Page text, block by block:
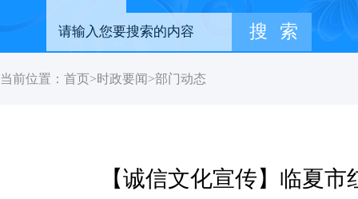
当前位置： 首页>时政要闻 >部门动态
【诚信文化宣传】临夏